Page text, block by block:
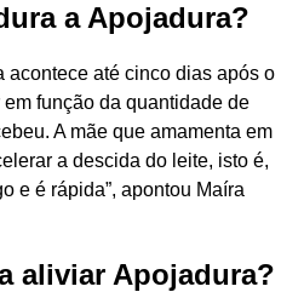
a Apojadura?
acontece até cinco dias após o
função da quantidade de
A mãe que amamenta em
a descida do leite, isto é,
e é rápida”, apontou Maíra
aliviar Apojadura?